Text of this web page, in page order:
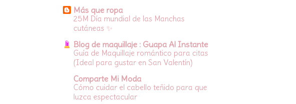
Más que ropa
25M Día mundial de las Manchas
cutáneas ✨
Blog de maquillaje : Guapa Al Instante
Guía de Maquillaje romántico para citas
(Ideal para gustar en San Valentín)
Comparte Mi Moda
Cómo cuidar el cabello teñido para que
luzca espectacular